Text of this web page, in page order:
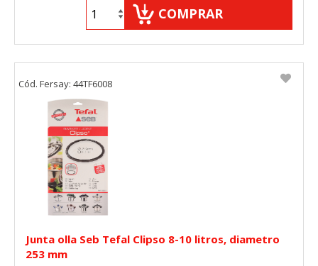
COMPRAR
Junta olla Seb Tefal Clipso 8-10 litros, diametro
253 mm
Cód. Fersay: 44TF6008